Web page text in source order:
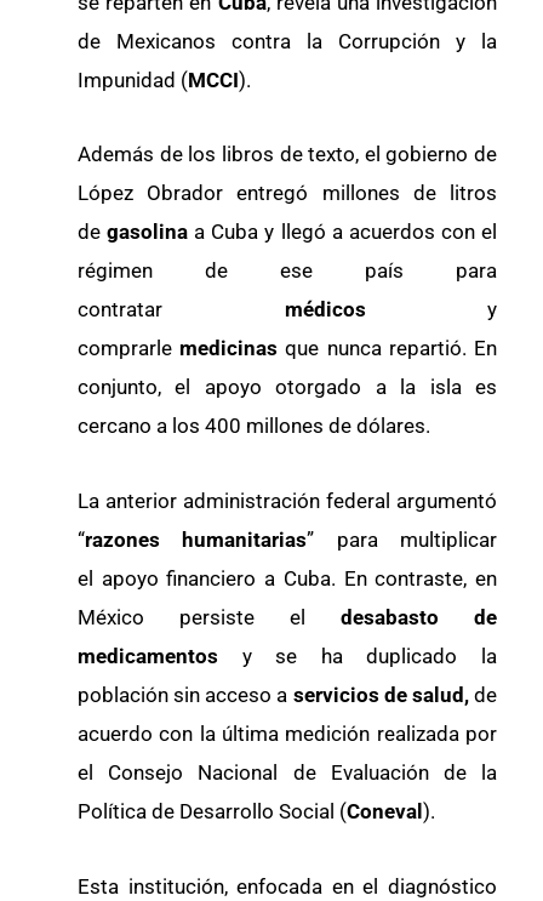
de Mexicanos contra la Corrupción y la
Impunidad (MCCI).
Además de los libros de texto, el gobierno de
López Obrador entregó millones de litros
degasolina a Cuba y llegó a acuerdos con el
régimen de ese país para
contratar médicos y
comprarle medicinasque nunca repartió. En
conjunto, el apoyo otorgado a la isla es
cercano a los 400 millones de dólares.
La anterior administración federal argumentó
“razones humanitarias” para multiplicar
el apoyo financiero a Cuba. En contraste, en
México persiste el desabasto de
medicamentos y se ha duplicado la
población sin acceso a servicios de salud,de
acuerdo con la última medición realizada por
el Consejo Nacional de Evaluación de la
Política de Desarrollo Social (Coneval ).
Esta institución, enfocada en el diagnóstico